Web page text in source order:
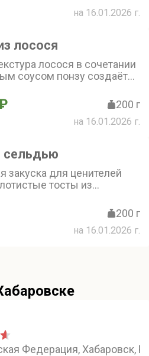
зелёным луком. Блюдо
лёгкость и насыщенный
на 16.01.2026 г.
лосося
лосося в сочетании
соусом понзу создаёт
подчёркивают
и вкус рыбы. Татаки из
выбор для
200 г
на 16.01.2026 г.
сельдью
закуска для ценителей
тосты из
ароматным луком
200 г
на 16.01.2026 г.
Федерация, Хабаровск,